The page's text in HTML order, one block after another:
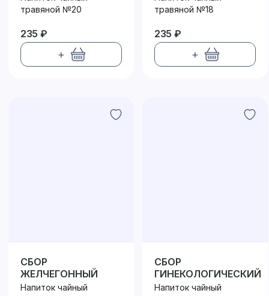
травяной №20
235 ₽
+
травяной №18
235 ₽
+
СБОР
ЖЕЛЧЕГОННЫЙ
Напиток чайный
СБОР
ГИНЕКОЛОГИЧЕСКИЙ
Напиток чайный